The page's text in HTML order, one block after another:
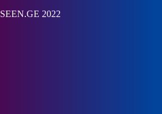
SEEN.GE 2022